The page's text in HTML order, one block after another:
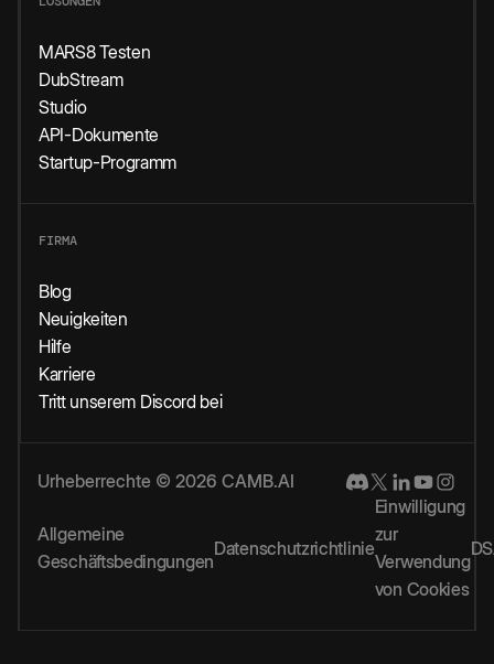
MARS8 Testen
DubStream
Studio
API-Dokumente
Startup-Programm
FIRMA
Blog
Neuigkeiten
Hilfe
Karriere
Tritt unserem Discord bei
Urheberrechte © 2026 CAMB.AI
Allgemeine
Geschäftsbedingungen
Datenschutzrichtlinie
Einwilligung
zur
Verwendung
von Cookies